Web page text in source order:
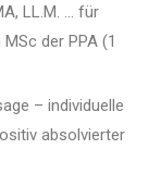
LL.M. … für
der PPA (1
– individuelle
absolvierter